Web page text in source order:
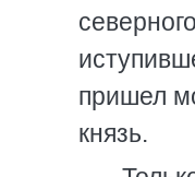
пришел
князь.